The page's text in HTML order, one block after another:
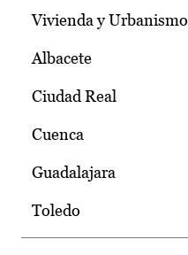
Vivienda y Urbanismo
Albacete
Ciudad Real
Cuenca
Guadalajara
Toledo